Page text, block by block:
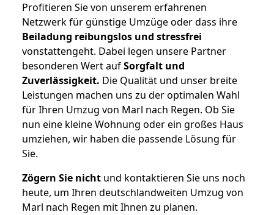
Profitieren Sie von unserem erfahrenen
Netzwerk für günstige Umzüge oder dass ihre
Beiladung reibungslos und stressfrei
vonstattengeht. Dabei legen unsere Partner
besonderen Wert aufSorgfalt und
Zuverlässigkeit. Die Qualität und unser breite
Leistungen machen uns zu der optimalen Wahl
für Ihren Umzug von Marl nach Regen. Ob Sie
nun eine kleine Wohnung oder ein großes Haus
umziehen, wir haben die passende Lösung für
Sie.
Zögern Sie nicht und kontaktieren Sie uns noch
heute, um Ihren deutschlandweiten Umzug von
Marl nach Regen mit Ihnen zu planen.